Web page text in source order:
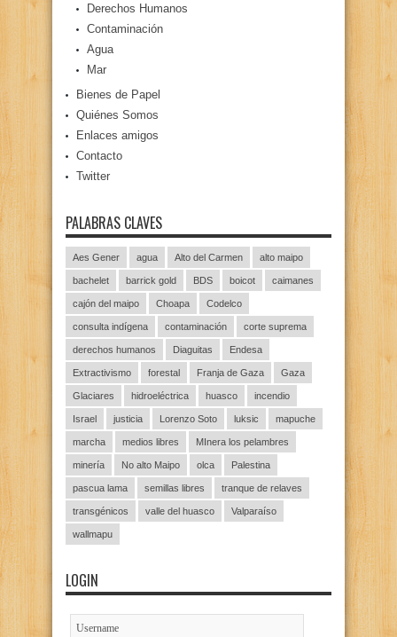
Derechos Humanos
Contaminación
Agua
Mar
Bienes de Papel
Quiénes Somos
Enlaces amigos
Contacto
Twitter
PALABRAS CLAVES
Aes Gener agua Alto del Carmen alto maipo
bachelet barrick gold BDS boicot caimanes
cajón del maipo Choapa Codelco
consulta indígena contaminación corte suprema
derechos humanos Diaguitas Endesa
Extractivismo forestal Franja de Gaza Gaza
Glaciares hidroeléctrica huasco incendio
Israel justicia Lorenzo Soto luksic mapuche
marcha medios libres MInera los pelambres
minería No alto Maipo olca Palestina
pascua lama semillas libres tranque de relaves
transgénicos valle del huasco Valparaíso
wallmapu
LOGIN